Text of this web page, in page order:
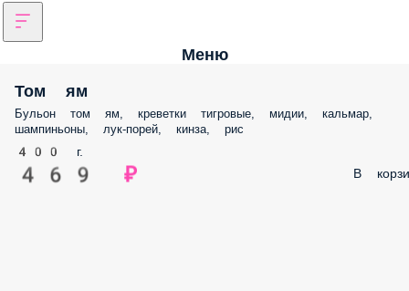
Меню
Том ям
Бульон том ям, креветки тигровые, мидии, кальмар,
шампиньоны, лук-порей, кинза, рис
400 г.
469 ₽ В